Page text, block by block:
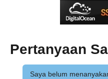
Pertanyaan
Saya belum